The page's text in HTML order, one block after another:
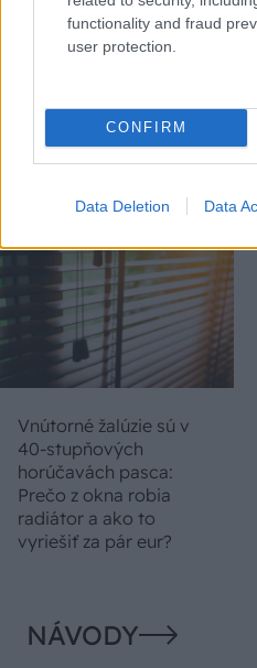
functionality and fraud
user protection.
CONFIRM
Data Deletion Data
alebo meniť kotol?
Návod, ako v nových
dotačných výzvach
Vnútorné žalúzie sú v
40-stupňových
horúčavách pasca:
Prečo z okna robia
radiátor a ako to
vyriešiť za pár eur?
NÁVODY